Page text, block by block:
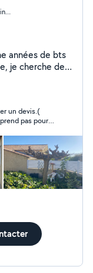
Saint-Vincent-de-Barbeyrargues (Saint-Vincent-de-Barbeyrargues)
années de bts
je cherche des
et mes
un devis.(
pas pour